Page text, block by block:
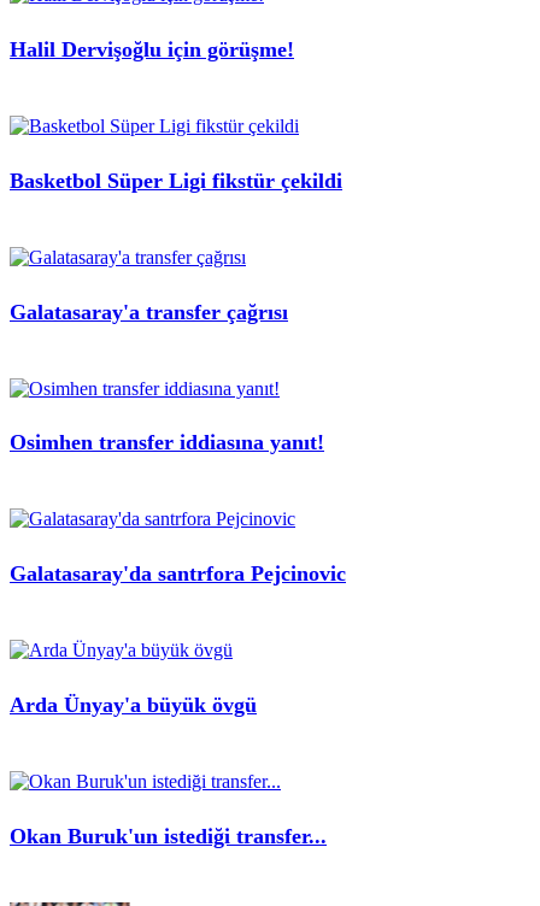
Halil Dervişoğlu için görüşme!
Basketbol Süper Ligi fikstür çekildi
Galatasaray'a transfer çağrısı
Osimhen transfer iddiasına yanıt!
Galatasaray'da santrfora Pejcinovic
Arda Ünyay'a büyük övgü
Okan Buruk'un istediği transfer...